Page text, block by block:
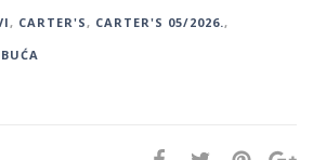
, CARTER'S, CARTER'S 05/2026.,